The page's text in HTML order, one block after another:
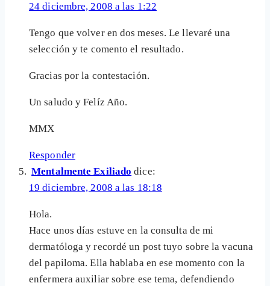
24 diciembre, 2008 a las 1:22
Tengo que volver en dos meses. Le llevaré una
selección y te comento el resultado.
Gracias por la contestación.
Un saludo y Felíz Año.
MMX
Responder
Mentalmente Exiliado dice:
19 diciembre, 2008 a las 18:18
Hola.
Hace unos días estuve en la consulta de mi
dermatóloga y recordé un post tuyo sobre la vacuna
del papiloma. Ella hablaba en ese momento con la
enfermera auxiliar sobre ese tema, defendiendo